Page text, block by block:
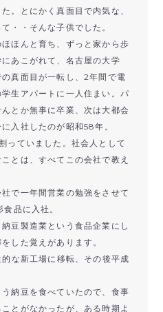
。とにかく真面目で内気な、
・・そんな子供でした。
ほんと育ち、ずっと家から歩
あこがれて、名古屋の大学
の真面目が一転し、2年間で電
生アパートに一人住まい。パ
とか無事に卒業、次は大都会
入社したのが昭和58年。
っていました。社会人として
とは、すべてこの会社で教え
で一年間営業の勉強をさせて
品に入社。
豆製造業という食品企業にし
した覚えがあります。
な新工場に移転、その後平成
納豆を食べていたので、食事
とがなかったが、ある時期よ